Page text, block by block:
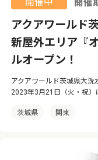
開催中 開催
アクアワールド
新屋外エリア『
ルオープン！
アクアワールド茨城県大
2023年3月21日（火・祝）
茨城県 関東